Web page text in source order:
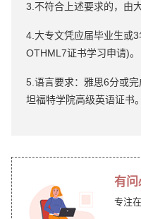
3.不符合上述要求的，由
4.大专文凭应届毕业生或
OTHML7证书学习申请)。
5.语言要求：雅思6分或
坦福特学院高级英语证书。
有问
专注